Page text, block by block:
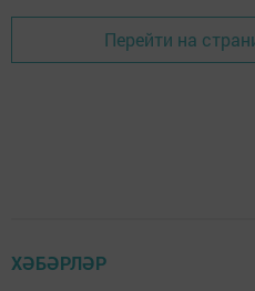
Перейти на
ХӘБӘРЛӘР